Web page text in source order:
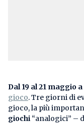
Dal 19 al 21 maggio
gioco. Tre giorni di
gioco, la più
giochi “analogici” –